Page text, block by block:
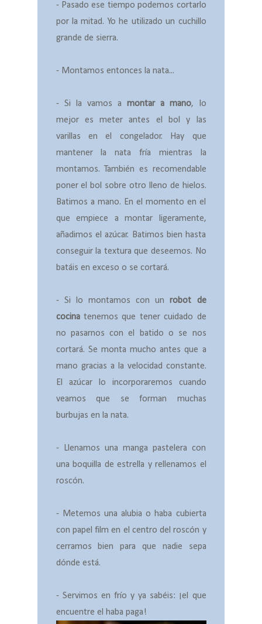
- Pasado ese tiempo podemos cortarlo
por la mitad. Yo he utilizado un cuchillo
grande de sierra.
- Montamos entonces la nata...
- Si la vamos amontar a mano, lo
mejor es meter antes el bol y las
varillas en el congelador. Hay que
mantener la nata fría mientras la
montamos. También es recomendable
poner el bol sobre otro lleno de hielos.
Batimos a mano. En el momento en el
que empiece a montar ligeramente,
añadimos el azúcar. Batimos bien hasta
conseguir la textura que deseemos. No
batáis en exceso o se cortará.
- Si lo montamos con unrobot de
cocinatenemos que tener cuidado de
no pasarnos con el batido o se nos
cortará. Se monta mucho antes que a
mano gracias a la velocidad constante.
El azúcar lo incorporaremos cuando
veamos que se forman muchas
burbujas en la nata.
- Llenamos una manga pastelera con
una boquilla de estrella y rellenamos el
roscón.
- Metemos una alubia o haba cubierta
con papel film en el centro del roscón y
cerramos bien para que nadie sepa
dónde está.
- Servimos en frío y ya sabéis: ¡el que
encuentre el haba paga!